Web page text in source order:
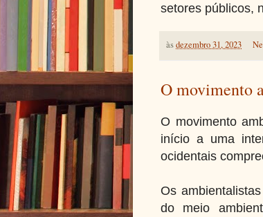
setores públicos,
àsdezembro 31, 2023
O movimento
O movimento
início a uma
ocidentais
Os
do meio